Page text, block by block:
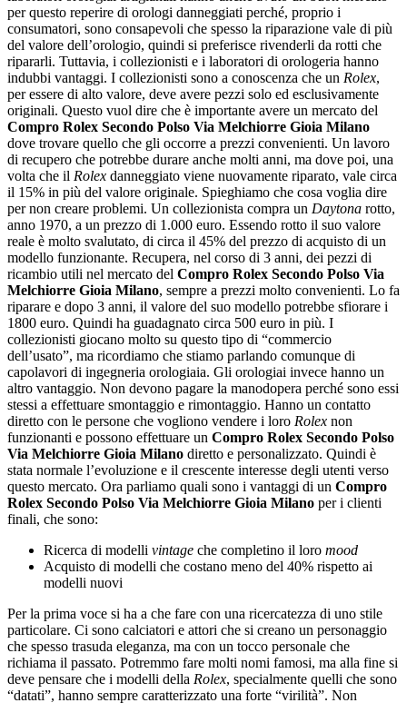
per questo reperire di orologi danneggiati perché, proprio i
consumatori, sono consapevoli che spesso la riparazione vale di più
del valore dell’orologio, quindi si preferisce rivenderli da rotti che
ripararli. Tuttavia, i collezionisti e i laboratori di orologeria hanno
indubbi vantaggi. I collezionisti sono a conoscenza che un Rolex,
per essere di alto valore, deve avere pezzi solo ed esclusivamente
originali. Questo vuol dire che è importante avere un mercato del
Compro Rolex Secondo Polso Via Melchiorre Gioia Milano
dove trovare quello che gli occorre a prezzi convenienti. Un lavoro
di recupero che potrebbe durare anche molti anni, ma dove poi, una
volta che il Rolex danneggiato viene nuovamente riparato, vale circa
il 15% in più del valore originale. Spieghiamo che cosa voglia dire
per non creare problemi. Un collezionista compra un Daytona rotto,
anno 1970, a un prezzo di 1.000 euro. Essendo rotto il suo valore
reale è molto svalutato, di circa il 45% del prezzo di acquisto di un
modello funzionante. Recupera, nel corso di 3 anni, dei pezzi di
ricambio utili nel mercato del Compro Rolex Secondo Polso Via
Melchiorre Gioia Milano, sempre a prezzi molto convenienti. Lo fa
riparare e dopo 3 anni, il valore del suo modello potrebbe sfiorare i
1800 euro. Quindi ha guadagnato circa 500 euro in più. I
collezionisti giocano molto su questo tipo di “commercio
dell’usato”, ma ricordiamo che stiamo parlando comunque di
capolavori di ingegneria orologiaia. Gli orologiai invece hanno un
altro vantaggio. Non devono pagare la manodopera perché sono essi
stessi a effettuare smontaggio e rimontaggio. Hanno un contatto
diretto con le persone che vogliono vendere i loro Rolex non
funzionanti e possono effettuare un Compro Rolex Secondo Polso
Via Melchiorre Gioia Milano diretto e personalizzato. Quindi è
stata normale l’evoluzione e il crescente interesse degli utenti verso
questo mercato. Ora parliamo quali sono i vantaggi di un Compro
Rolex Secondo Polso Via Melchiorre Gioia Milano per i clienti
finali, che sono:
Ricerca di modelli vintage che completino il loro mood
Acquisto di modelli che costano meno del 40% rispetto ai
modelli nuovi
Per la prima voce si ha a che fare con una ricercatezza di uno stile
particolare. Ci sono calciatori e attori che si creano un personaggio
che spesso trasuda eleganza, ma con un tocco personale che
richiama il passato. Potremmo fare molti nomi famosi, ma alla fine si
deve pensare che i modelli della Rolex, specialmente quelli che sono
“datati”, hanno sempre caratterizzato una forte “virilità”. Non